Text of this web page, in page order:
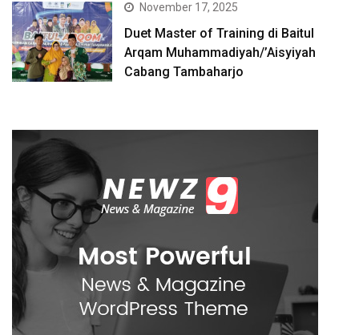
November 17, 2025
Duet Master of Training di Baitul
Arqam Muhammadiyah/’Aisyiyah
Cabang Tambaharjo